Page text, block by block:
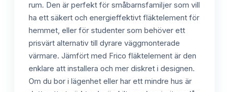
rum. Den är perfekt för småbarnsfamiljer som vill
ha ett säkert och energieffektivt fläktelement för
hemmet, eller för studenter som behöver ett
prisvärt alternativ till dyrare väggmonterade
värmare. Jämfört med Frico fläktelement är den
enklare att installera och mer diskret i designen.
Om du bor i lägenhet eller har ett mindre hus är